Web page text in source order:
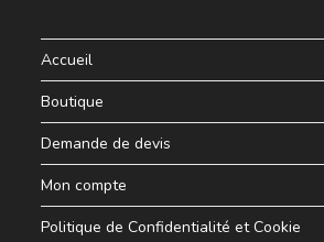
Accueil
Boutique
Demande de devis
Mon compte
Politique de Confidentialité et Cookie